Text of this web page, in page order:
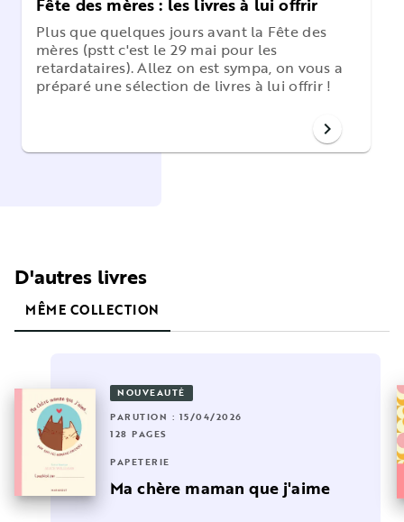
Plus que quelques jours avant la Fête des
mères (pstt c'est le 29 mai pour les
retardataires). Allez on est sympa, on vous a
préparé une sélection de livres à lui offrir !
chevron_right
D'autres livres
MÊME COLLECTION
NOUVEAUTÉ
PARUTION : 15/04/2026
128 PAGES
PAPETERIE
Ma chère maman que j'aime